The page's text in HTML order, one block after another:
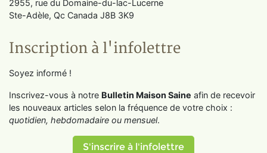
2955, rue du Domaine-du-lac-Lucerne
Ste-Adèle, Qc Canada J8B 3K9
Inscription à l'infolettre
Soyez informé !
Inscrivez-vous à notre Bulletin Maison Saine afin de recevoir
les nouveaux articles selon la fréquence de votre choix :
quotidien, hebdomadaire ou mensuel.
S'inscrire à l'infolettre